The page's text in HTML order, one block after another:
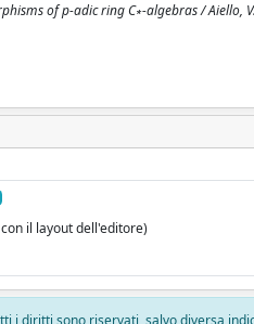
of p-adic ring C∗-algebras / Aiello,
il layout dell'editore)
i diritti sono riservati, salvo diversa